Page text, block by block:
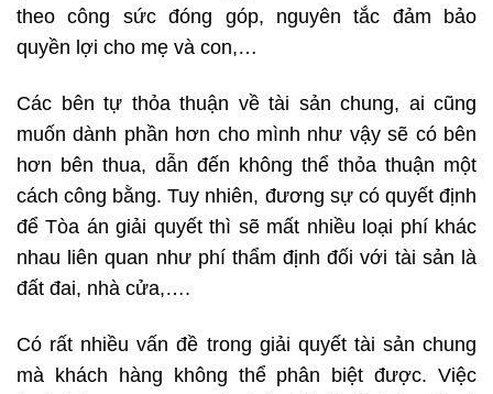
theo công sức đóng góp, nguyên tắc đảm bảo
quyền lợi cho mẹ và con,…
Các bên tự thỏa thuận về tài sản chung, ai cũng
muốn dành phần hơn cho mình như vậy sẽ có bên
hơn bên thua, dẫn đến không thể thỏa thuận một
cách công bằng. Tuy nhiên, đương sự có quyết định
để Tòa án giải quyết thì sẽ mất nhiều loại phí khác
nhau liên quan như phí thẩm định đối với tài sản là
đất đai, nhà cửa,….
Có rất nhiều vấn đề trong giải quyết tài sản chung
mà khách hàng không thể phân biệt được. Việc